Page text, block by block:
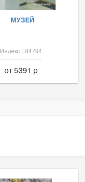
МУЗЕЙ
Индекс Е84794
от 5391 p